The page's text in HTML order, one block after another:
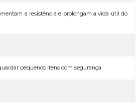
a resistência e prolongam a vida útil do
pequenos itens com segurança.